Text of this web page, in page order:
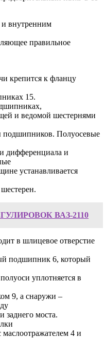
внутренним
правильное
крепится к фланцу
15.
и ведомой шестернями
подшипников. Полуосевые
дифференциала и
устанавливается
ВАЗ-2110
в шлицевое отверстие
подшипник 6, который
уплотняется в
9, а снаружи –
заднего моста.
маслоотражателем 4 и